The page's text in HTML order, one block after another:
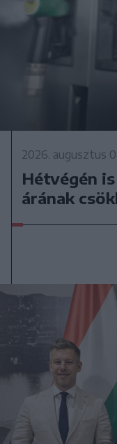
2026. augusztus
Hétvégén
árának